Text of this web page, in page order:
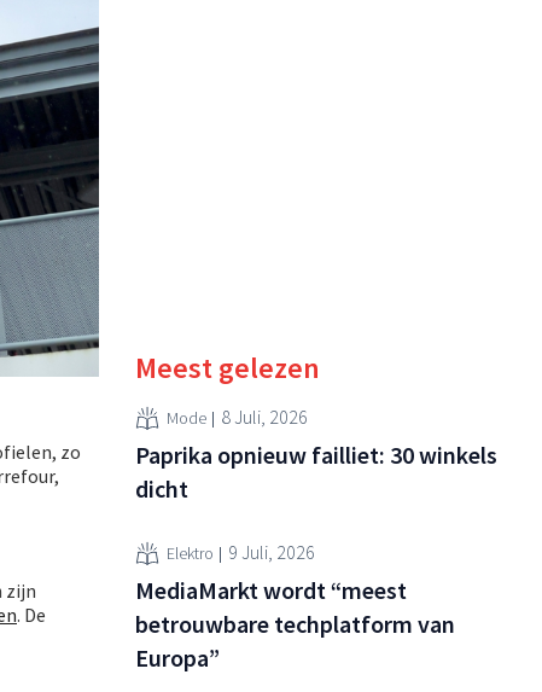
zo
zijn
. De
Meest gelezen
Mode 8 Juli, 2026
Paprika opnieuw failliet: 30 winkels
dicht
Elektro 9 Juli, 2026
MediaMarkt wordt “meest
betrouwbare techplatform van
Europa”